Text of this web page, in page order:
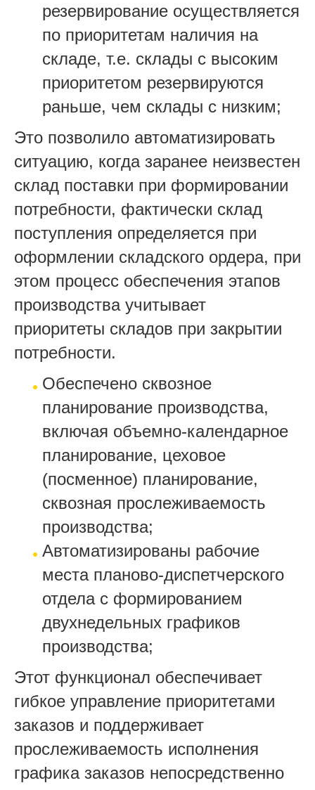
резервирование осуществляется
по приоритетам наличия на
складе, т.е. склады с высоким
приоритетом резервируются
раньше, чем склады с низким;
Это позволило автоматизировать
ситуацию, когда заранее неизвестен
склад поставки при формировании
потребности, фактически склад
поступления определяется при
оформлении складского ордера, при
этом процесс обеспечения этапов
производства учитывает
приоритеты складов при закрытии
потребности.
Обеспечено сквозное
планирование производства,
включая объемно-календарное
планирование, цеховое
(посменное) планирование,
сквозная прослеживаемость
производства;
Автоматизированы рабочие
места планово-диспетчерского
отдела с формированием
двухнедельных графиков
производства;
Этот функционал обеспечивает
гибкое управление приоритетами
заказов и поддерживает
прослеживаемость исполнения
графика заказов непосредственно